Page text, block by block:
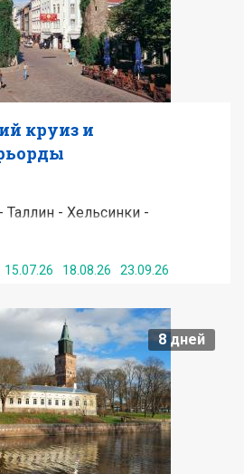
по туру
круиз и
- Хельсинки -
- Копенгаген -
- Каунас/Вильнюс
15.07.26 18.08.26 23.09.26
по туру
8 дней